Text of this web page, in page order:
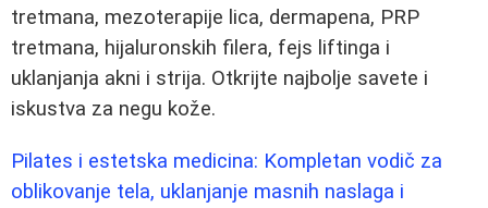
tretmana, mezoterapije lica, dermapena, PRP
tretmana, hijaluronskih filera, fejs liftinga i
uklanjanja akni i strija. Otkrijte najbolje savete i
iskustva za negu kože.
Pilates i estetska medicina: Kompletan vodič za
oblikovanje tela, uklanjanje masnih naslaga i